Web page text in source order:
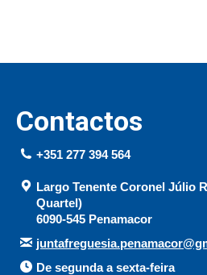
Contactos
+351 277 394 564
Largo Tenente Coronel Júlio
Quartel)
6090-545 Penamacor
De segunda a sexta-feira